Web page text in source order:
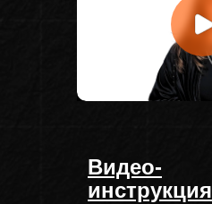
Видео-
инструкция